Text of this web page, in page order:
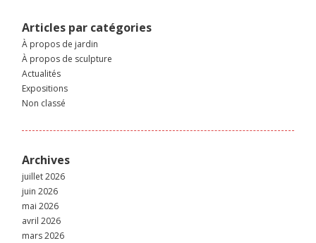
Articles par catégories
À propos de jardin
À propos de sculpture
Actualités
Expositions
Non classé
Archives
juillet 2026
juin 2026
mai 2026
avril 2026
mars 2026